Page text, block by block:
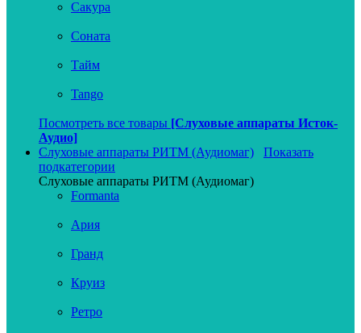
Сакура
Соната
Тайм
Tango
Посмотреть все товары [Слуховые аппараты Исток-
Аудио]
Слуховые аппараты РИТМ (Аудиомаг)
Показать
подкатегории
Слуховые аппараты РИТМ (Аудиомаг)
Formanta
Ария
Гранд
Круиз
Ретро